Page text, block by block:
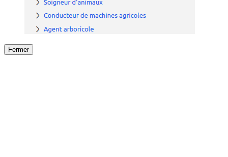
Fermer